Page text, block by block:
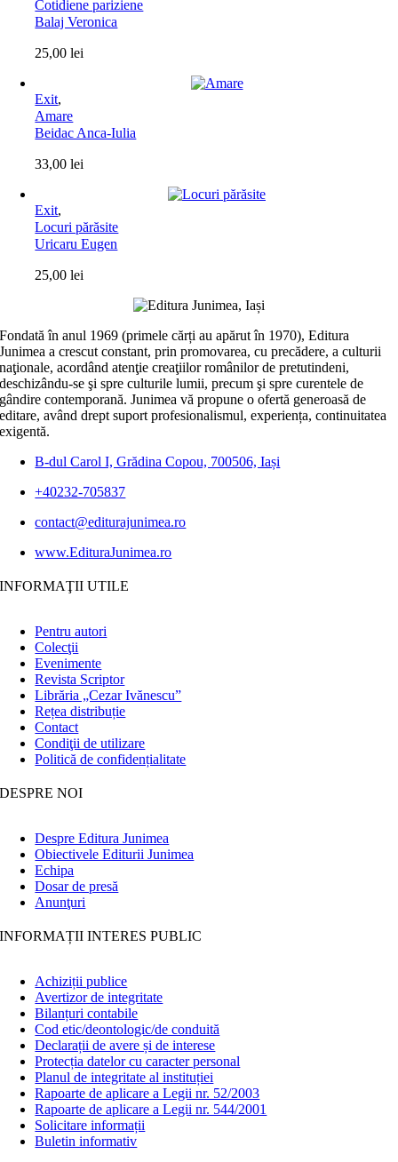
Cotidiene pariziene
Balaj Veronica
25,00lei
Exit,
Amare
Beidac Anca-Iulia
33,00lei
Exit,
Locuri părăsite
Uricaru Eugen
25,00lei
Fondată în anul 1969 (primele cărți au apărut în 1970), Editura
Junimea a crescut constant, prin promovarea, cu precădere, a culturii
naţionale, acordând atenţie creaţiilor românilor de pretutindeni,
deschizându-se şi spre culturile lumii, precum şi spre curentele de
gândire contemporană. Junimea vă propune o ofertă generoasă de
editare, având drept suport profesionalismul, experiența, continuitatea
exigentă.
B-dul Carol I, Grădina Copou, 700506, Iași
+40232-705837
contact@editurajunimea.ro
www.EdituraJunimea.ro
INFORMAŢII UTILE
Pentru autori
Colecţii
Evenimente
Revista Scriptor
Librăria „Cezar Ivănescu”
Rețea distribuție
Contact
Condiţii de utilizare
Politică de confidențialitate
DESPRE NOI
Despre Editura Junimea
Obiectivele Editurii Junimea
Echipa
Dosar de presă
Anunţuri
INFORMAȚII INTERES PUBLIC
Achiziții publice
Avertizor de integritate
Bilanțuri contabile
Cod etic/deontologic/de conduită
Declarații de avere și de interese
Protecția datelor cu caracter personal
Planul de integritate al instituției
Rapoarte de aplicare a Legii nr. 52/2003
Rapoarte de aplicare a Legii nr. 544/2001
Solicitare informații
Buletin informativ